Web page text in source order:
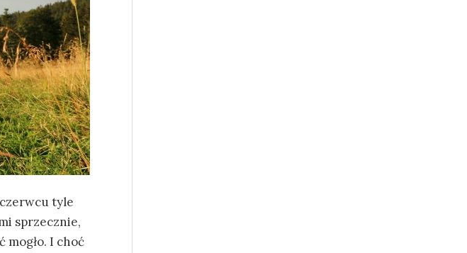
tyle
sprzecznie,
mogło. I choć